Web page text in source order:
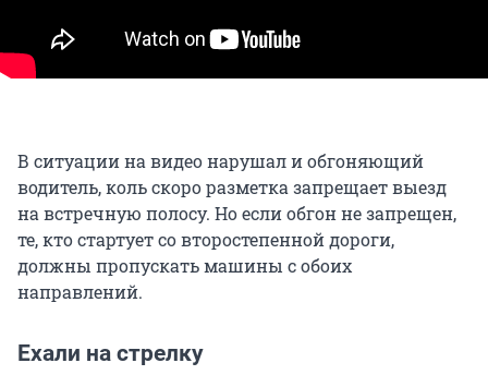
В ситуации на видео нарушал и обгоняющий
водитель, коль скоро разметка запрещает выезд
на встречную полосу. Но если обгон не запрещен,
те, кто стартует со второстепенной дороги,
должны пропускать машины с обоих
направлений.
Ехали на стрелку